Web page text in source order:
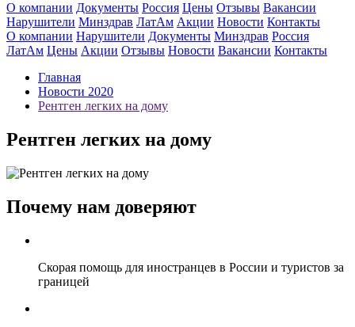
О компании Документы Россия Цены Отзывы Вакансии
Нарушители Минздрав ЛатАм Акции Новости Контакты
О компании Нарушители Документы Минздрав Россия
ЛатАм Цены Акции Отзывы Новости Вакансии Контакты
Главная
Новости 2020
Рентген легких на дому
Рентген легких на дому
Почему нам доверяют
Скорая помощь для иностранцев в России и туристов за
границей